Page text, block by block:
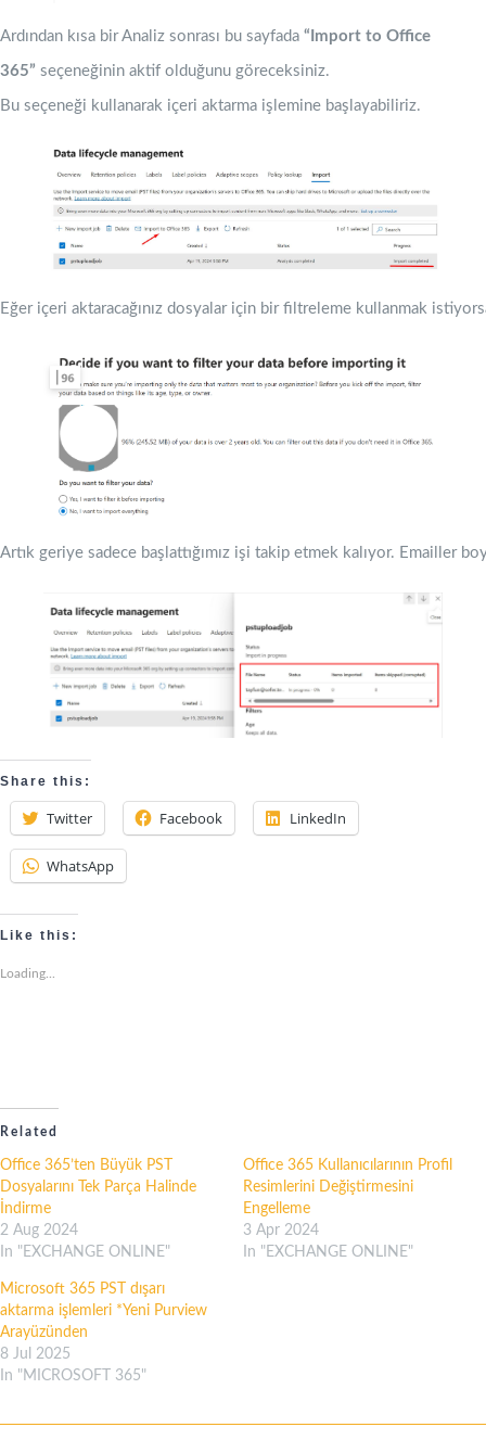
Ardından kısa bir Analiz sonrası bu sayfada “Import to Office
365” seçeneğinin aktif olduğunu göreceksiniz.
Bu seçeneği kullanarak içeri aktarma işlemine başlayabiliriz.
Eğer içeri aktaracağınız dosyalar için bir filtreleme kullanmak
Artık geriye sadece başlattığımız işi takip etmek kalıyor. Emailler
Share this:
Twitter Facebook LinkedIn
WhatsApp
Like this:
Loading...
Related
Office 365’ten Büyük PST
Dosyalarını Tek Parça Halinde
İndirme
2 Aug 2024
In "EXCHANGE ONLINE"
Office 365 Kullanıcılarının Profil
Resimlerini Değiştirmesini
Engelleme
3 Apr 2024
In "EXCHANGE ONLINE"
Microsoft 365 PST dışarı
aktarma işlemleri *Yeni Purview
Arayüzünden
8 Jul 2025
In "MICROSOFT 365"